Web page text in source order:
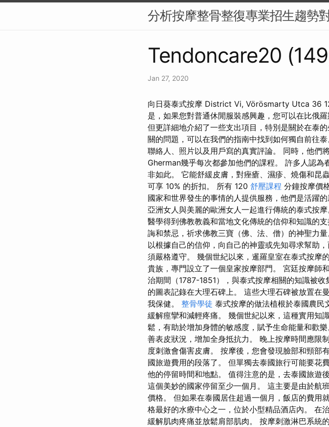
分析按摩整骨整復專業招生趨勢
Tendoncare20
Jan 27, 2020
向日葵泰式按摩 District Vi, Vörösmarty Utca 36
是，如果您對普通休閒服裝感興趣，您可以在比俄
但更詳細地介紹了一些支出項目，特別是關於在泰
關的問題，可以在我們的指南中找到如何獨自前往
聯絡人、照片以及用戶寫的真實評論。 同時，他們
Gherman幾乎每次都參加他們的課程。 許多人認
非如此。 它能舒緩皮膚，對痤瘡、濕疹、燒傷和昆
可享 10% 的折扣。 所有 120 舒壓課程 分鐘按摩價
國家和世界發生的事情的人提供服務，他們是活躍
亞洲女人與美麗的歐洲女人一起進行傳統的泰式按
醫學得到佛教教義和當地文化傳統的信仰和知識的
誨和禁忌，祈求佛教三寶（佛、法、僧）的神聖力
以根據自己的信仰，向自己的神靈或先知尋求幫助
須嚴格遵守。 幾個世紀以來，暹羅皇室在泰式按摩
貴族，專門設立了一個皇家按摩部門。 宮廷按摩師
治期間（1787-1851），與泰式按摩相關的知識被
的圖表記錄在大理石碑上。 這些大理石碑被放置在
我保健。 整骨學徒 泰式按摩的做法植根於泰國農民
緩解痙攣和減輕疼痛。 幾個世紀以來，這種實用知
鬆，有助於增加身體的敏感度，賦予生命能量和歡
善表皮狀況，增加全身抵抗力。 晚上按摩時間應限
度刺激會傷害皮膚。 按摩後，您會發現臉部和頸部
國旅遊費用的段落了。 但單獨去泰國旅行可能要花
他的停留時間和地點。 值得注意的是，去泰國旅遊
這個美妙的國家停留至少一個月。 這主要是由於航
價格。 但如果在泰國居住超過一個月，飯店的費用
格最好的水療中心之一，位於小型精品酒店內。 在
緩解肌肉疼痛並放鬆肩部肌肉。 按摩刺激淋巴系統